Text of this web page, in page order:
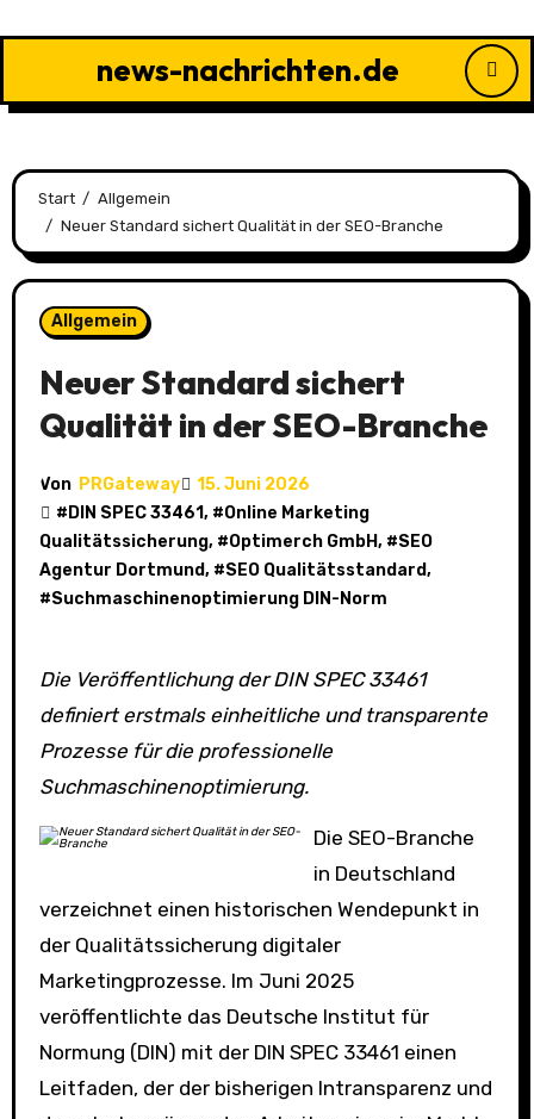
news-nachrichten.de
Start
Allgemein
Neuer Standard sichert Qualität in der SEO-Branche
Allgemein
Neuer Standard sichert
Qualität in der SEO-Branche
Von PRGateway
15. Juni 2026
# DIN SPEC 33461, #Online Marketing
Qualitätssicherung, #Optimerch GmbH, #SEO
Agentur Dortmund, #SEO Qualitätsstandard,
#Suchmaschinenoptimierung DIN-Norm
Die Veröffentlichung der DIN SPEC 33461
definiert erstmals einheitliche und transparente
Prozesse für die professionelle
Suchmaschinenoptimierung.
Die SEO-Branche
in Deutschland
verzeichnet einen historischen Wendepunkt in
der Qualitätssicherung digitaler
Marketingprozesse. Im Juni 2025
veröffentlichte das Deutsche Institut für
Normung (DIN) mit der DIN SPEC 33461 einen
Leitfaden, der der bisherigen Intransparenz und